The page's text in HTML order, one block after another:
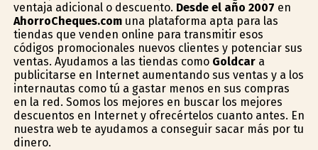
ventaja adicional o descuento. Desde el año 2007 en
AhorroCheques.comuna plataforma apta para las
tiendas que venden online para transmitir esos
códigos promocionales nuevos clientes y potenciar sus
ventas. Ayudamos a las tiendas como Goldcara
publicitarse en Internet aumentando sus ventas y a los
internautas como tú a gastar menos en sus compras
en la red. Somos los mejores en buscar los mejores
descuentos en Internet y ofrecértelos cuanto antes. En
nuestra web te ayudamos a conseguir sacar más por tu
dinero.